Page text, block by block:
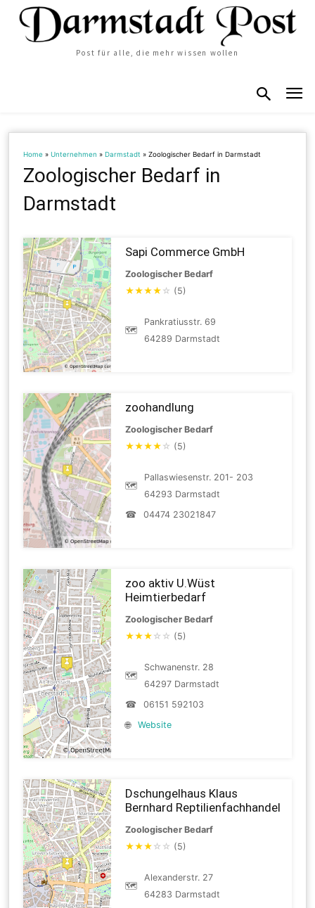
Post für alle, die mehr wissen wollen
Home »Unternehmen »Darmstadt »Zoologischer Bedarf in Darmstadt
Zoologischer Bedarf in
Darmstadt
Sapi Commerce GmbH
Zoologischer Bedarf
★★★★ ☆ (5)
🗺
Pankratiusstr. 69
64289 Darmstadt
zoohandlung
Zoologischer Bedarf
★★★★ ☆ (5)
🗺
Pallaswiesenstr. 201- 203
64293 Darmstadt
☎
04474 23021847
zoo aktiv U.Wüst
Heimtierbedarf
Zoologischer Bedarf
★★★ ☆ ☆ (5)
🗺
Schwanenstr. 28
64297 Darmstadt
☎
06151 592103
🌐
Website
Dschungelhaus Klaus
Bernhard Reptilienfachhandel
Zoologischer Bedarf
★★★ ☆ ☆ (5)
🗺
Alexanderstr. 27
64283 Darmstadt